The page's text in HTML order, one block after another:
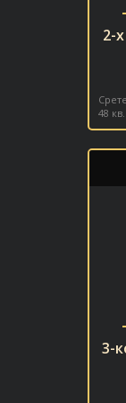
2-
48
3-